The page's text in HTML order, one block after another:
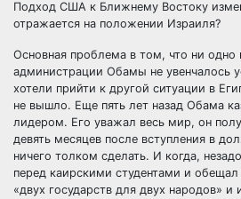
Подход США к Ближнему Востоку
отражается на положении Израиля?
Основная проблема в том, что ни одно
администрации Обамы не увенчалось
хотели прийти к другой ситуации в
не вышло. Еще пять лет назад Обама
лидером. Его уважал весь мир, он
девять месяцев после вступления в
ничего толком сделать. И когда,
перед каирскими студентами и обещал
«двух государств для двух народов» и